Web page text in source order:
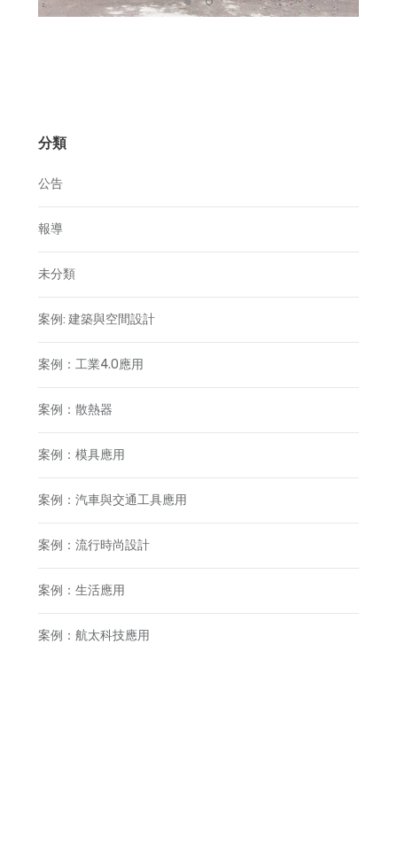
分類
公告
報導
未分類
案例: 建築與空間設計
案例：工業4.0應用
案例：散熱器
案例：模具應用
案例：汽車與交通工具應用
案例：流行時尚設計
案例：生活應用
案例：航太科技應用